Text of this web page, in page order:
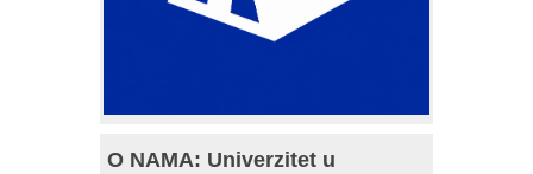
O NAMA: Univerzitet u